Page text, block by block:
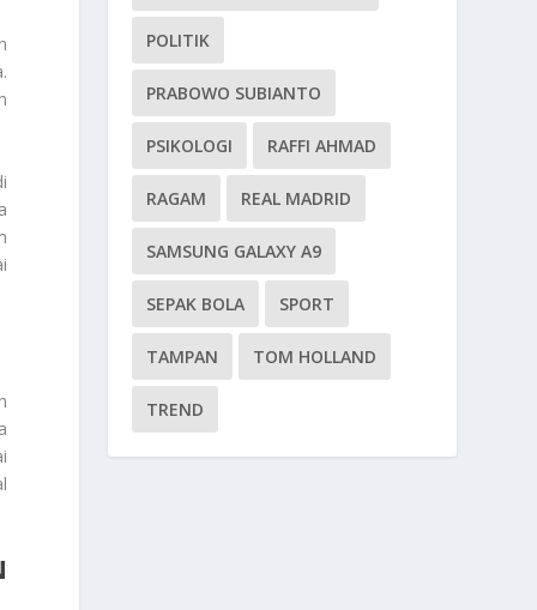
POLITIK
PRABOWO SUBIANTO
PSIKOLOGI RAFFI AHMAD
RAGAM REAL MADRID
SAMSUNG GALAXY A9
SEPAK BOLA SPORT
TAMPAN TOM HOLLAND
TREND